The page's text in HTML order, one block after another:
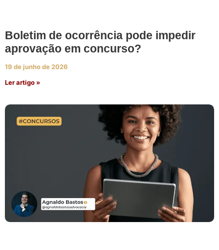
Boletim de ocorrência pode impedir
aprovação em concurso?
19 de junho de 2026
Ler artigo »